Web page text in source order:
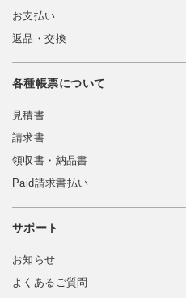
お支払い
返品・交換
各種帳票について
見積書
請求書
領収書・納品書
Paid請求書払い
サポート
お知らせ
よくあるご質問